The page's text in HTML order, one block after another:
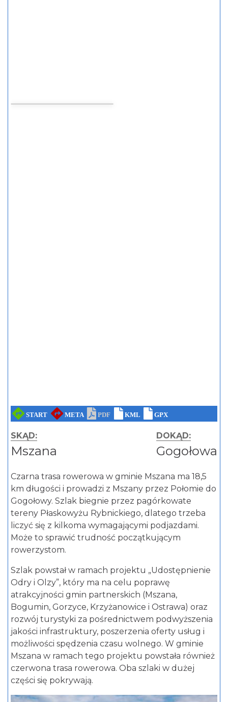
SKĄD:
Mszana
DOKĄD:
Gogołowa
Czarna trasa rowerowa w gminie Mszana ma 18,5
km długości i prowadzi z Mszany przez Połomie do
Gogołowy. Szlak biegnie przez pagórkowate
tereny Płaskowyżu Rybnickiego, dlatego trzeba
liczyć się z kilkoma wymagającymi podjazdami.
Może to sprawić trudność początkującym
rowerzystom.
Szlak powstał w ramach projektu „Udostępnienie
Odry i Olzy”, który ma na celu poprawę
atrakcyjności gmin partnerskich (Mszana,
Bogumin, Gorzyce, Krzyżanowice i Ostrawa) oraz
rozwój turystyki za pośrednictwem podwyższenia
jakości infrastruktury, poszerzenia oferty usług i
możliwości spędzenia czasu wolnego. W gminie
Mszana w ramach tego projektu powstała również
czerwona trasa rowerowa. Oba szlaki w dużej
części się pokrywają.